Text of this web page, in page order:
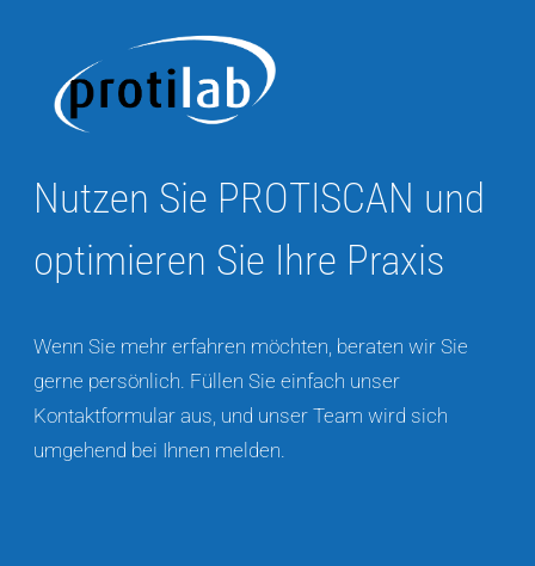
Nutzen Sie PROTISCAN und
optimieren Sie Ihre Praxis
Wenn Sie mehr erfahren möchten, beraten wir Sie
gerne persönlich. Füllen Sie einfach unser
Kontaktformular aus, und unser Team wird sich
umgehend bei Ihnen melden.